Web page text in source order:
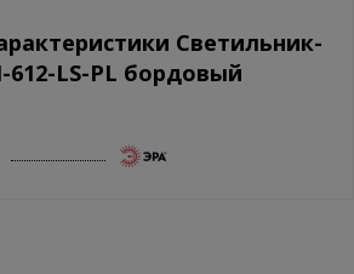
Светильник-
612-LS-PL бордовый